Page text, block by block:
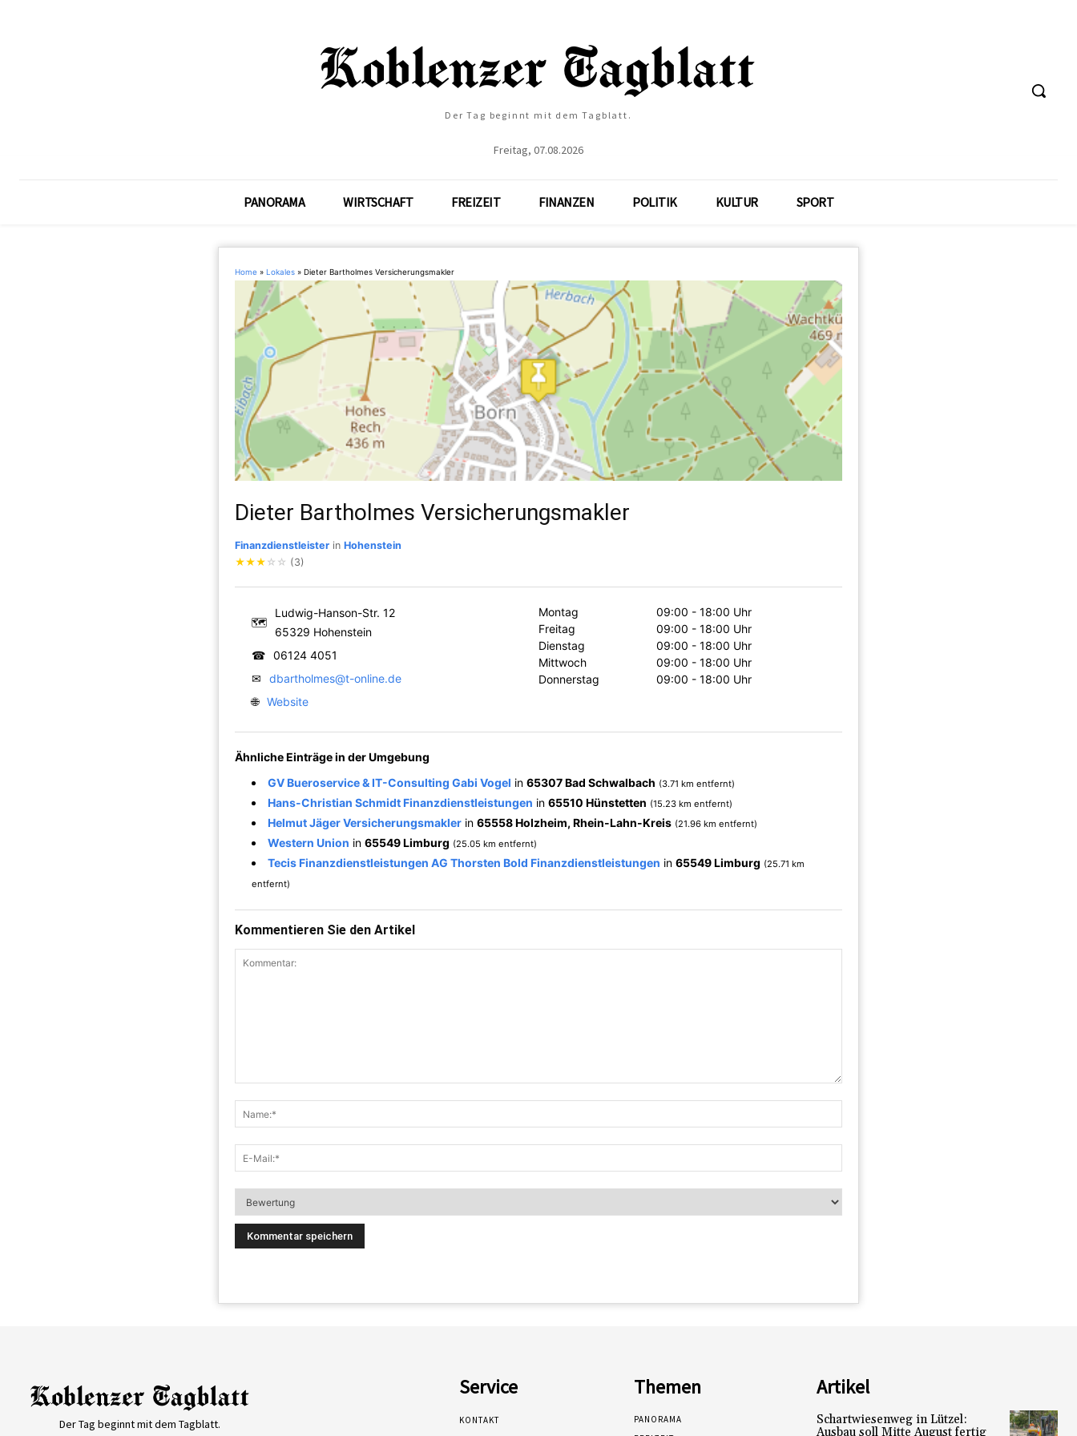
Der Tag beginnt mit dem Tagblatt.
Freitag, 07.08.2026
PANORAMA WIRTSCHAFT FREIZEIT FINANZEN POLITIK KULTUR SPORT
Home » Lokales » Dieter Bartholmes Versicherungsmakler
Dieter Bartholmes Versicherungsmakler
Finanzdienstleister in Hohenstein
★★★ ☆ ☆ (3)
🗺
Ludwig-Hanson-Str. 12
65329 Hohenstein
☎ 06124 4051
✉
dbartholmes@t-online.de
🌐 Website
Montag
09:00 - 18:00 Uhr
Freitag
09:00 - 18:00 Uhr
Dienstag
09:00 - 18:00 Uhr
Mittwoch
09:00 - 18:00 Uhr
Donnerstag
09:00 - 18:00 Uhr
Ähnliche Einträge in der Umgebung
GV Bueroservice & IT-Consulting Gabi Vogel in 65307 Bad Schwalbach (3.71 km entfernt)
Hans-Christian Schmidt Finanzdienstleistungen in 65510 Hünstetten (15.23 km entfernt)
Helmut Jäger Versicherungsmakler in 65558 Holzheim, Rhein-Lahn-Kreis (21.96 km entfernt)
Western Union in 65549 Limburg (25.05 km entfernt)
Tecis Finanzdienstleistungen AG Thorsten Bold Finanzdienstleistungen in 65549 Limburg (25.71 km
entfernt)
Kommentieren Sie den Artikel
Der Tag beginnt mit dem Tagblatt.
Service
KONTAKT
Themen
PANORAMA
Artikel
Schartwiesenweg in Lützel:
Ausbau soll Mitte August fertig